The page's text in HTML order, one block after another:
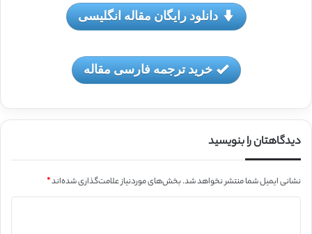
دانلود رایگان مقاله انگلیسی
خرید ترجمه فارسی مقاله
دیدگاهتان را بنویسید
نشانی ایمیل شما منتشر نخواهد شد.بخش‌های موردنیاز علامت‌گذاری شده‌اند*